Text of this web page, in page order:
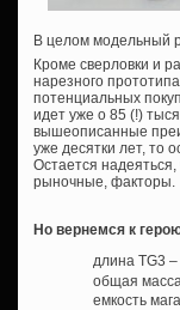
В целом модельный
Кроме сверловки и
нарезного
потенциальных
идет уже о 85 (!)
вышеописанные
уже десятки лет, то
Остается
рыночные, факторы.
Но вернемся к
длина TG3
общая
емкость